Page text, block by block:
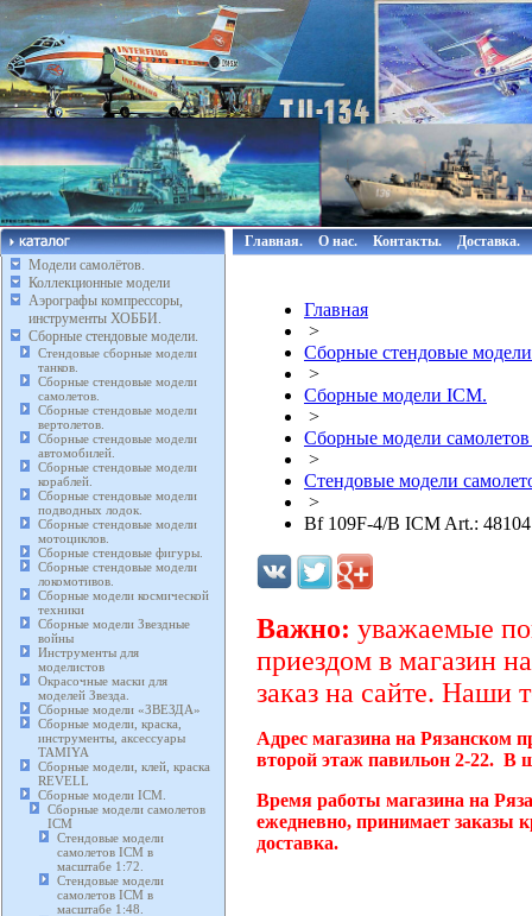
Модели самолётов.
Коллекционные модели
Аэрографы компрессоры,
инструменты ХОББИ.
Сборные стендовые модели.
Стендовые сборные модели
танков.
Сборные стендовые модели
самолетов.
Сборные стендовые модели
вертолетов.
Сборные стендовые модели
автомобилей.
Сборные стендовые модели
кораблей.
Сборные стендовые модели
подводных лодок.
Сборные стендовые модели
мотоциклов.
Сборные стендовые фигуры.
Сборные стендовые модели
локомотивов.
Сборные модели космической
техники
Сборные модели Звездные
войны
Инструменты для
моделистов
Окрасочные маски для
моделей Звезда.
Сборные модели «ЗВЕЗДА»
Сборные модели, краска,
инструменты, аксессуары
TAMIYA
Сборные модели, клей, краска
REVELL
Сборные модели ICM.
Сборные модели самолетов
ICM
Стендовые модели
самолетов ICM в
масштабе 1:72.
Стендовые модели
самолетов ICM в
масштабе 1:48.
Главная. О нас. Контакты. Доставка.
Главная
>
Сборные стендовые
>
Сборные модели ICM.
>
Сборные модели
>
Стендовые модели
>
Bf 109F-4/B ICM Art.:
Важно: уважаемые
приездом в магазин
заказ на сайте. Наши
Адрес магазина на Рязанском
второй этаж павильон 2-22. В
Время работы магазина на
ежедневно, принимает заказы
доставка.